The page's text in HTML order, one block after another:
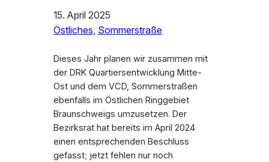
15. April 2025
Östliches, Sommerstraße
Dieses Jahr planen wir zusammen mit
der DRK Quartiersentwicklung Mitte-
Ost und dem VCD, Sommerstraßen
ebenfalls im Östlichen Ringgebiet
Braunschweigs umzusetzen. Der
Bezirksrat hat bereits im April 2024
einen entsprechenden Beschluss
gefasst; jetzt fehlen nur noch